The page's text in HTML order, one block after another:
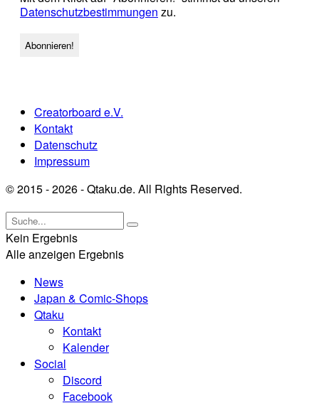
Datenschutzbestimmungen zu.
Creatorboard e.V.
Kontakt
Datenschutz
Impressum
© 2015 - 2026 - Qtaku.de. All Rights Reserved.
Kein Ergebnis
Alle anzeigen Ergebnis
News
Japan & Comic-Shops
Qtaku
Kontakt
Kalender
Social
Discord
Facebook